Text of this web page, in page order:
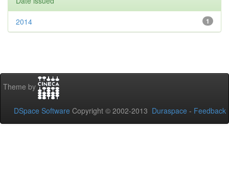
1
2014
Theme by
DSpace Software Copyright © 2002-2013 Duraspace - Feedback